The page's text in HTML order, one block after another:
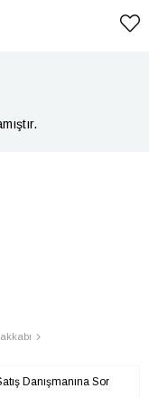
Danışmanına Sor